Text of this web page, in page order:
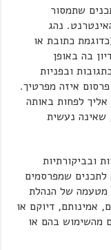
שתמסור
נהג
כתובת או
בה באופן
ובפניות
איזה מפרטיך.
אליך לפחות באותה
שאינה נעשית
ובביקורתיות
שמפרסמים
מטעמה של הנהלת
אמינותם, דיוקם או
מהשימוש בהם או